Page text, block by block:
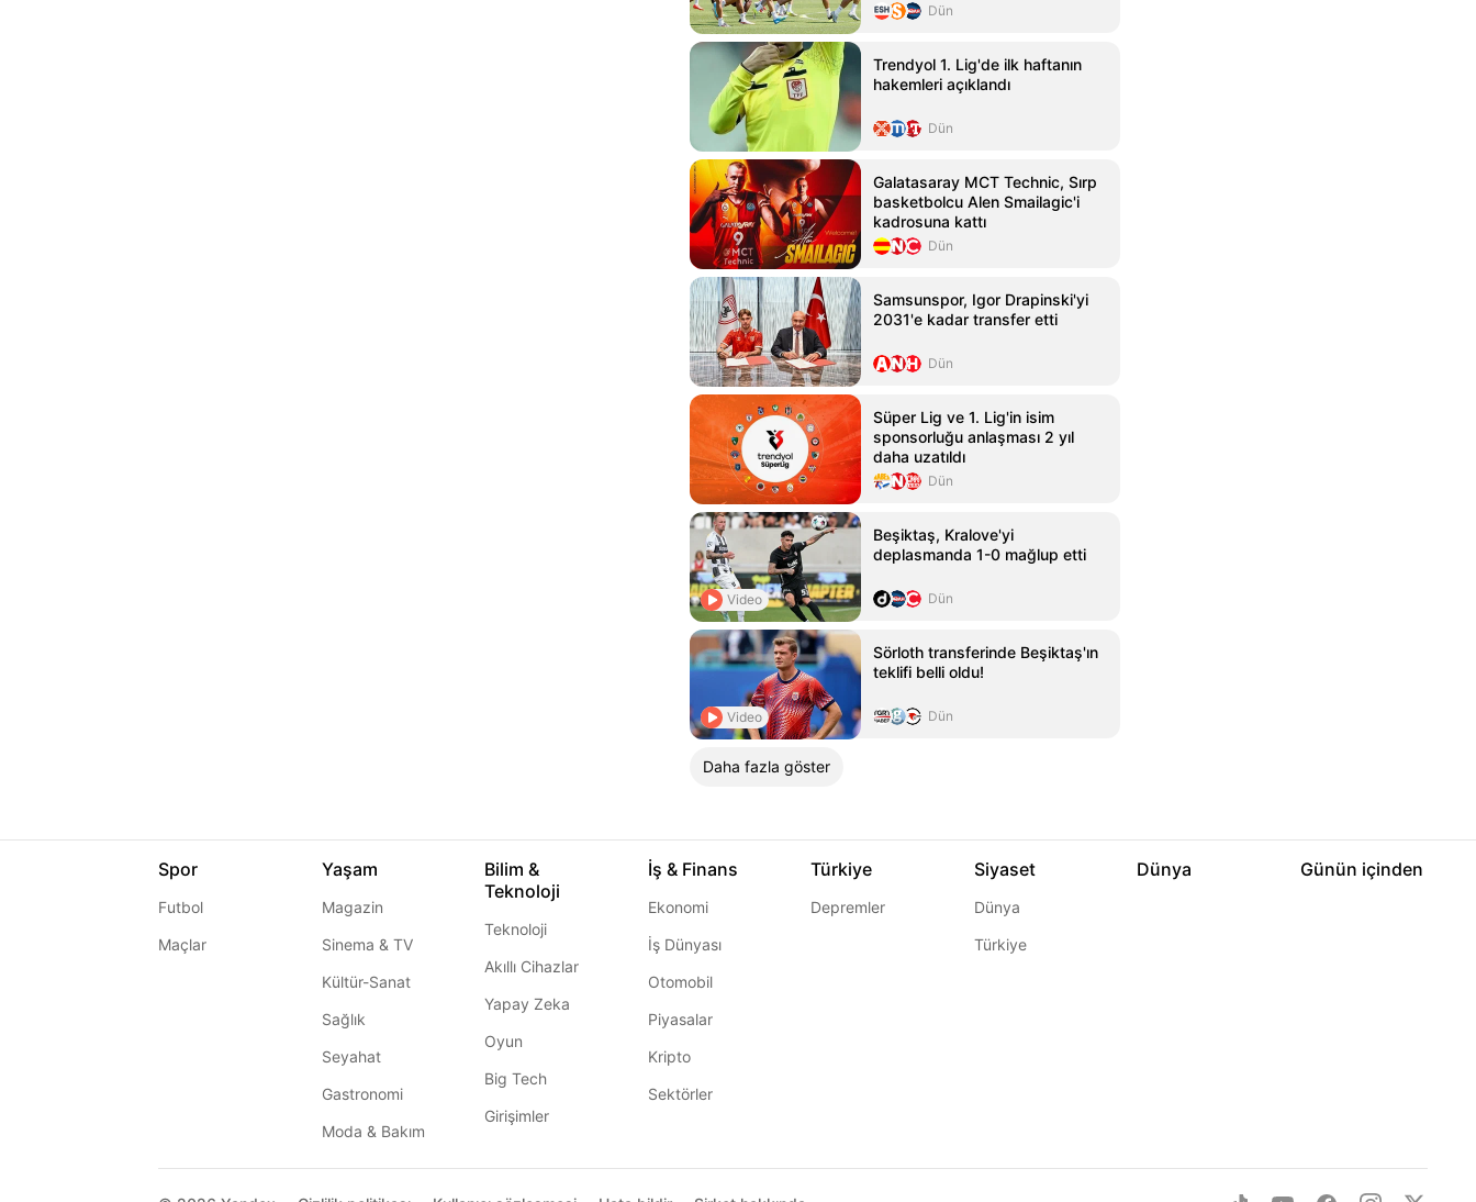
Dün
Trendyol 1. Lig'de ilk haftanın
hakemleri açıklandı
Dün
Galatasaray MCT Technic, Sırp
basketbolcu Alen Smailagic'i
kadrosuna kattı
Dün
Samsunspor, Igor Drapinski'yi
2031'e kadar transfer etti
Dün
Süper Lig ve 1. Lig'in isim
sponsorluğu anlaşması 2 yıl
daha uzatıldı
Dün
Video
Beşiktaş, Kralove'yi
deplasmanda 1-0 mağlup etti
Dün
Video
Sörloth transferinde Beşiktaş'ın
teklifi belli oldu!
Dün
Daha fazla göster
Spor
Futbol
Maçlar
Yaşam
Magazin
Sinema & TV
Kültür-Sanat
Sağlık
Seyahat
Gastronomi
Moda & Bakım
Bilim &
Teknoloji
Teknoloji
Akıllı Cihazlar
Yapay Zeka
Oyun
Big Tech
Girişimler
İş & Finans
Ekonomi
İş Dünyası
Otomobil
Piyasalar
Kripto
Sektörler
Türkiye
Depremler
Siyaset
Dünya
Türkiye
Dünya Günün içinden